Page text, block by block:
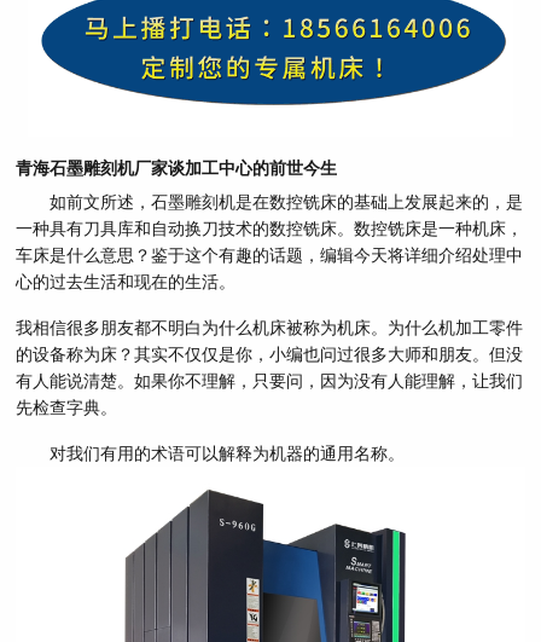
青海石墨雕刻机厂家谈加工中心的前世今生
如前文所述，石墨雕刻机是在数控铣床的基础上发展起来的，是
一种具有刀具库和自动换刀技术的数控铣床。数控铣床是一种机床，
车床是什么意思？鉴于这个有趣的话题，编辑今天将详细介绍处理中
心的过去生活和现在的生活。
我相信很多朋友都不明白为什么机床被称为机床。为什么机加工零件
的设备称为床？其实不仅仅是你，小编也问过很多大师和朋友。但没
有人能说清楚。如果你不理解，只要问，因为没有人能理解，让我们
先检查字典。
对我们有用的术语可以解释为机器的通用名称。